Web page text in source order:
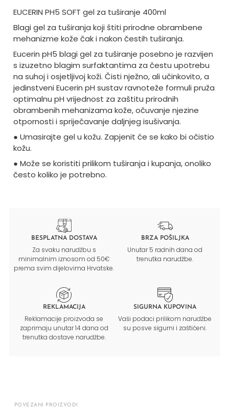
EUCERIN PH5 SOFT gel za tuširanje 400ml
Blagi gel za tuširanja koji štiti prirodne obrambene
mehanizme kože čak i nakon čestih tuširanja.
Eucerin pH5 blagi gel za tuširanje posebno je razvijen
s izuzetno blagim surfaktantima za čestu upotrebu
na suhoj i osjetljivoj koži. Čisti nježno, ali učinkovito, a
jedinstveni Eucerin pH sustav ravnoteže formuli pruža
optimalnu pH vrijednost za zaštitu prirodnih
obrambenih mehanizama kože, očuvanje njezine
otpornosti i spriječavanje daljnjeg isušivanja.
● Umasirajte gel u kožu. Zapjenit će se kako bi očistio
kožu.
● Može se koristiti prilikom tuširanja i kupanja, onoliko
često koliko je potrebno.
BESPLATNA DOSTAVA
Za svaku narudžbu s
minimalnim iznosom od 50€
prema svim dijelovima Hrvatske.
BRZA POŠILJKA
Unutar 5 radnih dana od
trenutka narudžbe.
REKLAMACIJA
Reklamacije proizvoda se
zaprimaju unutar 14 dana od
trenutka dostave narudžbe.
SIGURNA KUPOVINA
Vaši podaci prilikom narudžbe
su posve sigurni i zaštićeni.
POVEZANI PROIZVODI